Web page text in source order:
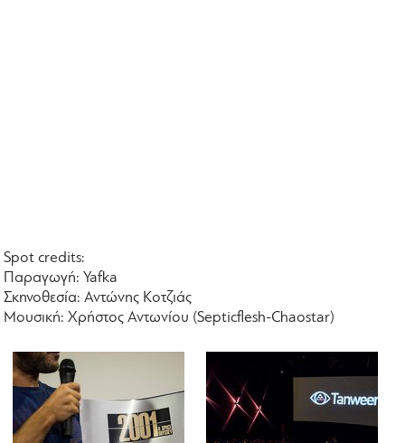
Spot credits:
Παραγωγή: Yafka
Σκηνοθεσία: Αντώνης Κοτζιάς
Μουσική: Χρήστος Αντωνίου (Septicflesh-Chaostar)